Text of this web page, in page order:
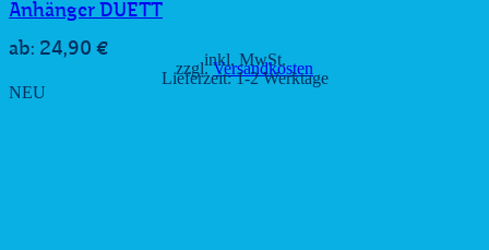
Anhänger DUETT
ab: 24,90 € inkl. MwSt.
zzgl.Versandkosten
Lieferzeit:1-2 Werktage
NEU